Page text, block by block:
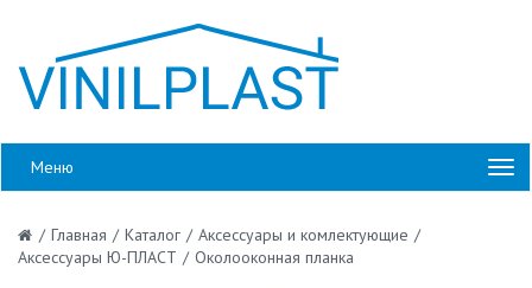
Меню
/ Главная / Каталог / Аксессуары и комлектующие /
Аксессуары Ю-ПЛАСТ / Околооконная планка